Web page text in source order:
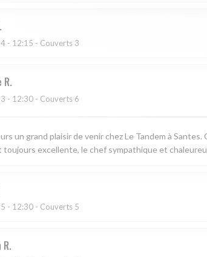
- 12:15 - Couverts 3
R
- 12:30 - Couverts 6
un grand plaisir de venir chez Le Tandem à
toujours excellente, le chef sympathique et
- 12:30 - Couverts 5
R